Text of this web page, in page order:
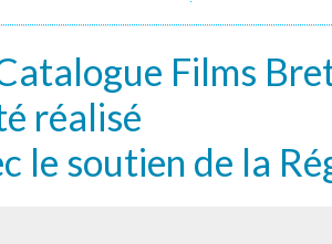
Films
réalisé
le soutien de la